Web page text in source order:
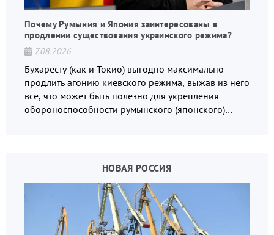
Почему Румыния и Япония заинтересованы в
продлении существования украинского режима?
7.08.2026
Бухаресту (как и Токио) выгодно максимально
продлить агонию киевского режима, выжав из него
всё, что может быть полезно для укрепления
обороноспособности румынского (японского)
НОВАЯ РОССИЯ